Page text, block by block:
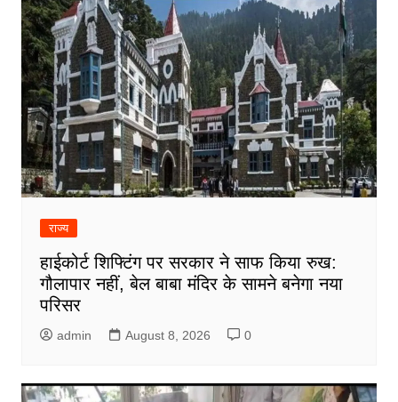
राज्य
हाईकोर्ट शिफ्टिंग पर सरकार ने साफ किया रुख:
गौलापार नहीं, बेल बाबा मंदिर के सामने बनेगा नया
परिसर
admin August 8, 2026 0